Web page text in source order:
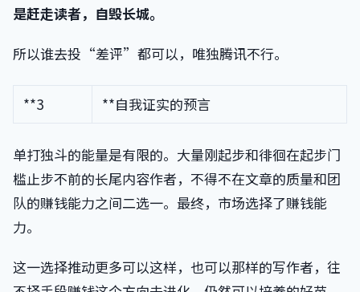
是赶走读者，自毁长城。
所以谁去投“差评”都可以，唯独腾讯不行。
**3 **自我证实的预言
单打独斗的能量是有限的。大量刚起步和徘徊在起步门
槛止步不前的长尾内容作者，不得不在文章的质量和团
队的赚钱能力之间二选一。最终，市场选择了赚钱能
力。
这一选择推动更多可以这样，也可以那样的写作者，往